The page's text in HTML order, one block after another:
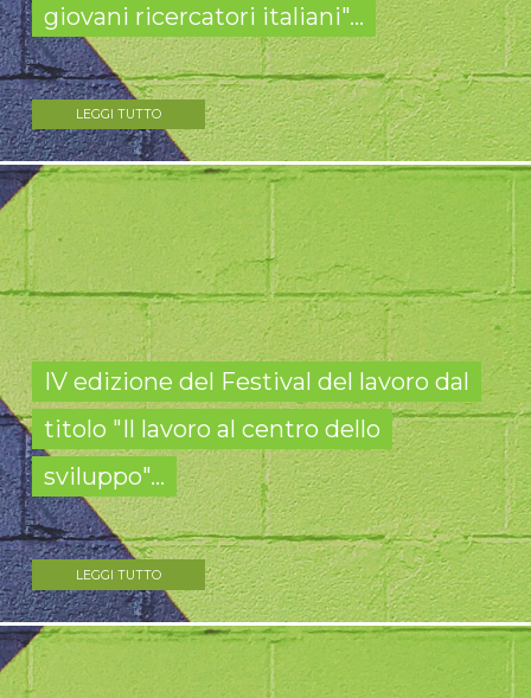
giovani ricercatori italiani"...
LEGGI TUTTO
IV edizione del Festival del lavoro dal
titolo "Il lavoro al centro dello
sviluppo"...
LEGGI TUTTO